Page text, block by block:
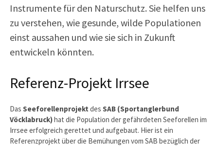
Instrumente für den Naturschutz. Sie helfen uns
zu verstehen, wie gesunde, wilde Populationen
einst aussahen und wie sie sich in Zukunft
entwickeln könnten.
Referenz-Projekt Irrsee
Das Seeforellenprojekt des SAB (Sportanglerbund
Vöcklabruck)hat die Population der gefährdeten Seeforellen im
Irrsee erfolgreich gerettet und aufgebaut. Hier ist ein
Referenzprojekt über die Bemühungen vom SAB bezüglich der